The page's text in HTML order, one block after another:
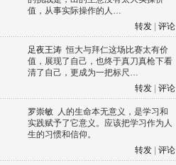
值，从事实际操作的人…
转发
评论
足夜王涛 恒大与拜仁这场比赛太有价
值，展现了自己，也终于真刀真枪下看
清了自己，更成为一把标尺…
转发
评论
罗崇敏 人的生命本无意义，是学习和
实践赋予了它意义。应该把学习作为人
生的习惯和信仰。
转发
评论